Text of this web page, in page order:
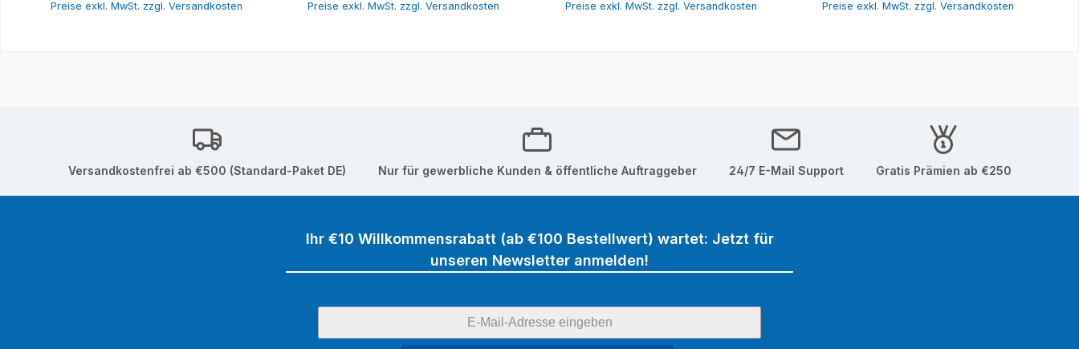
Preise exkl. MwSt. zzgl. Versandkosten Preise exkl. MwSt. zzgl. Versandkosten Preise exkl. MwSt. zzgl. Versandkosten Preise exkl. MwSt. zzgl. Versandkosten
Versandkostenfrei ab €500 (Standard-Paket DE) Nur für gewerbliche Kunden & öffentliche Auftraggeber 24/7 E-Mail Support Gratis Prämien ab €250
Ihr €10 Willkommensrabatt (ab €100 Bestellwert) wartet: Jetzt für
unseren Newsletter anmelden!